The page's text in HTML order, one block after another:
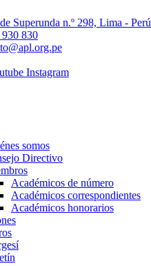
Superunda n.º 298, Lima - Perú
830
Instagram
somos
Directivo
Académicos de número
Académicos correspondientes
Académicos honorarios